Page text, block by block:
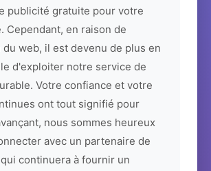
publicité gratuite pour votre
Cependant, en raison de
web, il est devenu de plus en
d'exploiter notre service de
Votre confiance et votre
ont tout signifié pour
nous sommes heureux
avec un partenaire de
continuera à fournir un